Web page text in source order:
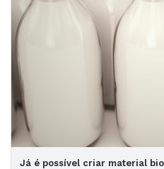
Já é possível criar material